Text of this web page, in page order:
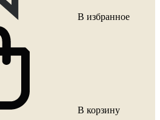
В избранное
В корзину